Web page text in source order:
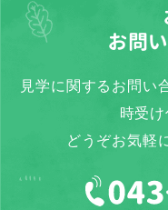
お問
見学に関するお問い
時受け
どうぞお気軽